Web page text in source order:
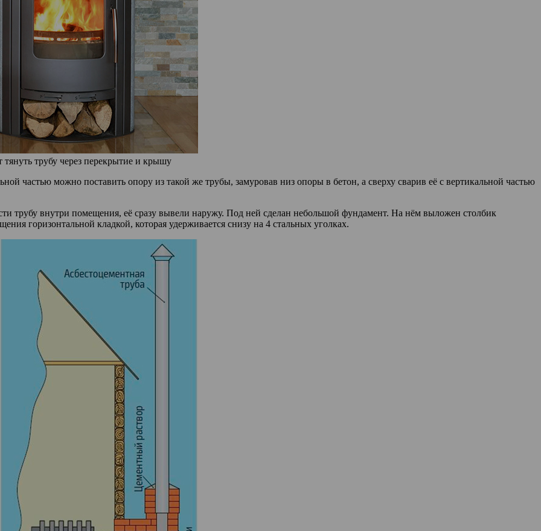
трубу через перекрытие и крышу
частью можно поставить опору из такой же трубы, замуровав низ опоры в бетон, а сверху сварив её с вертикальной частью
трубу внутри помещения, её сразу вывели наружу. Под ней сделан небольшой фундамент. На нём выложен столбик
горизонтальной кладкой, которая удерживается снизу на 4 стальных уголках.